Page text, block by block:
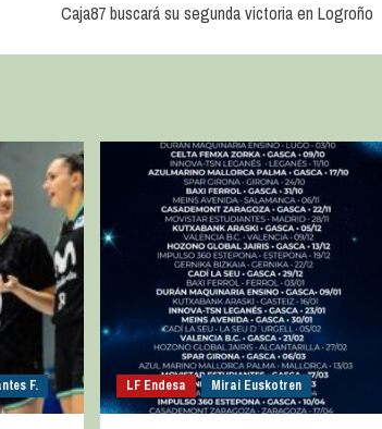
Caja87 buscará su segunda victoria en Logroño
F. LF Endesa Mirai Euskotren